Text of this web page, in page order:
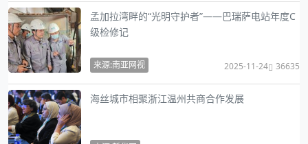
孟加拉湾畔的“光明守护者”——巴瑞萨电站年度C
级检修记
来源:南亚网视 2025-11-24 36635
海丝城市相聚浙江温州共商合作发展